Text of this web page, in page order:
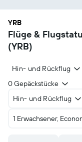
YRB
Flüge &
(YRB)
Hin- und Rückflug
0 Gepäckstücke
Hin- und Rückflug
1 Erwachsener,